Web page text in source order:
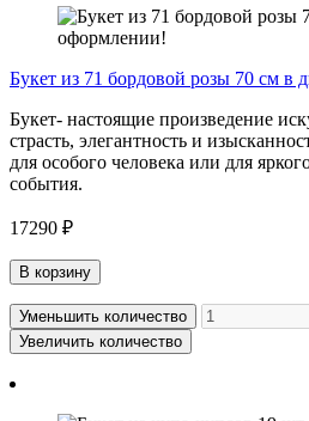
Букет из 71 бордовой розы 70 см в
Букет- настоящие произведение
страсть, элегантность и
для особого человека или для
события.
17290 ₽
В корзину
Уменьшить количество
Увеличить количество